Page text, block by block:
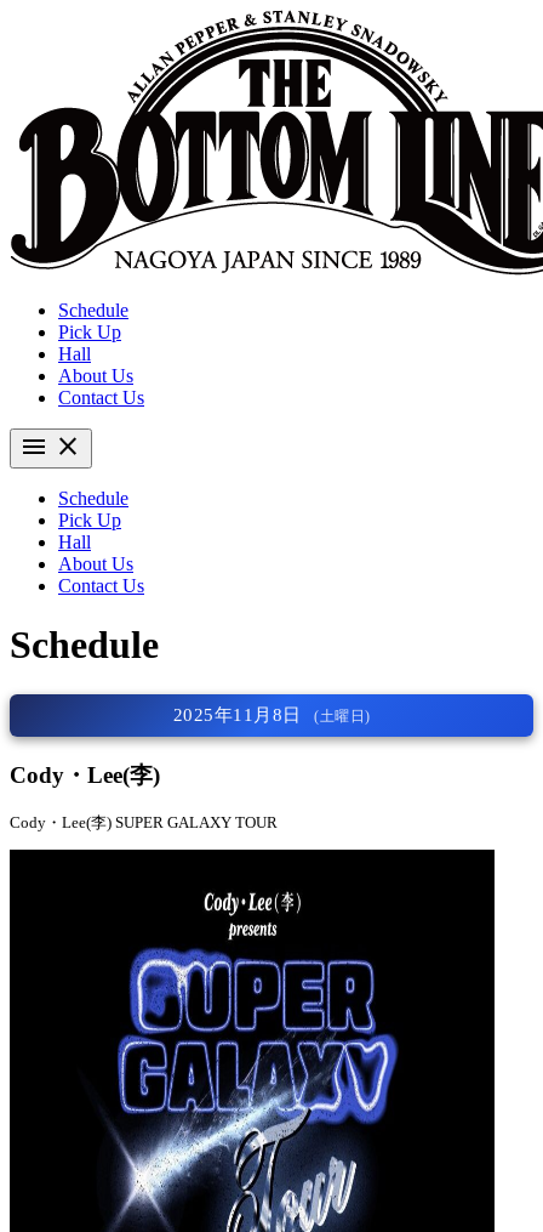
Schedule
Pick Up
Hall
About Us
Contact Us
menu close
Schedule
Pick Up
Hall
About Us
Contact Us
Schedule
2025年11月8日 (土曜日)
Cody・Lee(李)
Cody・Lee(李) SUPER GALAXY TOUR